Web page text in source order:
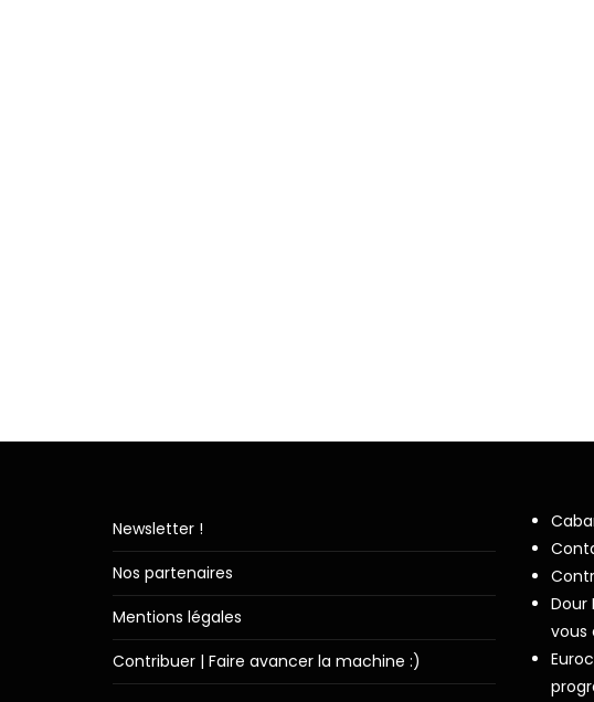
Newsletter !
Nos partenaires
Mentions légales
Contribuer | Faire avancer la machine :)
Dour
vous